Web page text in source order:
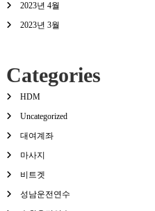
2023년 4월
2023년 3월
Categories
HDM
Uncategorized
대여계좌
마사지
비트겟
성남운전연수